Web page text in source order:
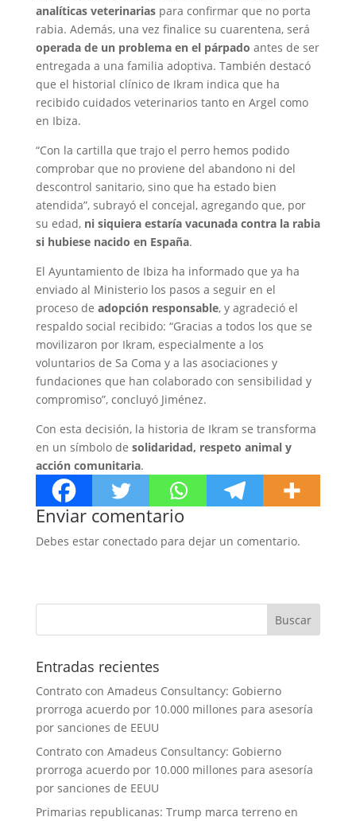
analíticas veterinariaspara confirmar que no porta
rabia. Además, una vez finalice su cuarentena, será
operada de un problema en el párpado antes de ser
entregada a una familia adoptiva. También destacó
que el historial clínico de Ikram indica que ha
recibido cuidados veterinarios tanto en Argel como
en Ibiza.
“Con la cartilla que trajo el perro hemos podido
comprobar que no proviene del abandono ni del
descontrol sanitario, sino que ha estado bien
atendida”, subrayó el concejal, agregando que, por
su edad, ni siquiera estaría vacunada contra la rabia
si hubiese nacido en España.
El Ayuntamiento de Ibiza ha informado que ya ha
enviado al Ministerio los pasos a seguir en el
proceso de adopción responsable, y agradeció el
respaldo social recibido: “Gracias a todos los que se
movilizaron por Ikram, especialmente a los
voluntarios de Sa Coma y a las asociaciones y
fundaciones que han colaborado con sensibilidad y
compromiso”, concluyó Jiménez.
Con esta decisión, la historia de Ikram se transforma
en un símbolo de solidaridad, respeto animal y
acción comunitaria.
Enviar comentario
Debes estar conectado para dejar un comentario.
Entradas recientes
Contrato con Amadeus Consultancy: Gobierno
prorroga acuerdo por 10.000 millones para asesoría
por sanciones de EEUU
Contrato con Amadeus Consultancy: Gobierno
prorroga acuerdo por 10.000 millones para asesoría
por sanciones de EEUU
Primarias republicanas: Trump marca terreno en